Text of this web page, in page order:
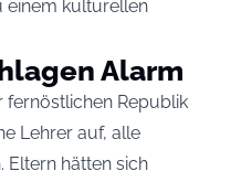
einem kulturellen
Alarm
fernöstlichen Republik
Lehrer auf, alle
Eltern hätten sich